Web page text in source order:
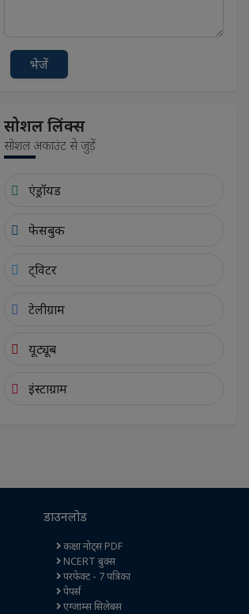
भेजें
सोशल लिंक्स
सोशल अकाउंट से जुड़ें
एंड्रॉयड
फेसबुक
ट्विटर
टेलीग्राम
यूट्यूब
इंस्टाग्राम
डाउनलोड
कक्षा नोट्स PDF
NCERT बुक्स
परफेक्ट - 7 पत्रिका
पेपर्स
एग्जाम्स सिलेबस